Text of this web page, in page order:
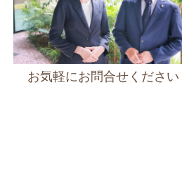
お気軽にお問合せください